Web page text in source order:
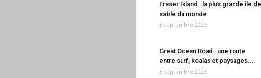
Fraser Island : la plus grande île de
sable du monde
5 septembre 2023
Great Ocean Road : une route
entre surf, koalas et paysages...
5 septembre 2023